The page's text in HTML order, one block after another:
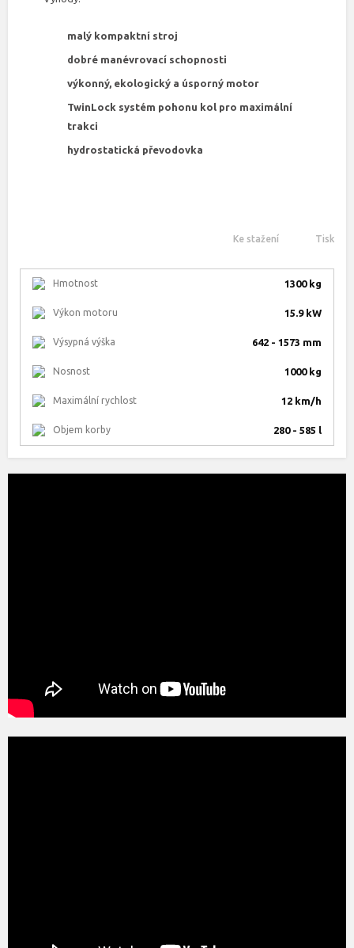
malý kompaktní stroj
dobré manévrovací schopnosti
výkonný, ekologický a úsporný motor
TwinLock systém pohonu kol pro maximální
trakci
hydrostatická převodovka
Ke stažení Tisk
Hmotnost 1300 kg
Výkon motoru 15.9 kW
Výsypná výška 642 - 1573 mm
Nosnost 1000 kg
Maximální rychlost 12 km/h
Objem korby 280 - 585 l